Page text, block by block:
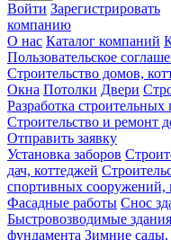
Войти Зарегистрировать
компанию
О нас Каталог компаний
Пользовательское
Строительство домов,
Окна Потолки Двери
Разработка строительных
Строительство и ремонт
Отправить заявку
Установка заборов
дач, коттеджей
спортивных сооружений,
Фасадные работы Снос
Быстровозводимые
фундамента Зимние сады,